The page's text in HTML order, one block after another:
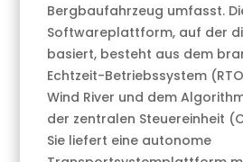
Bergbaufahrzeug umfasst.
Softwareplattform, auf der
basiert, besteht aus dem
Echtzeit-Betriebssystem
Wind River und dem
der zentralen Steuereinheit
Sie liefert eine autonome